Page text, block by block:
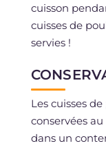
cuisson
cuisses de
servies !
Les cuisses
conservées
dans un